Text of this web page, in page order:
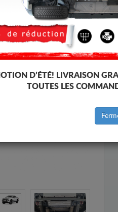
D’ÉTÉ! LIVRAISON
TOUTES LES